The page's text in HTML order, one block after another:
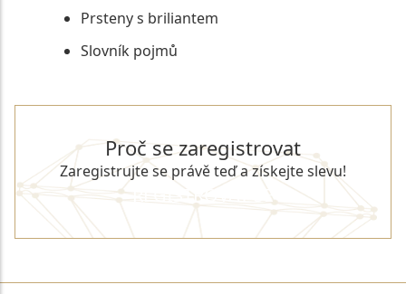
Prsteny s briliantem
Slovník pojmů
Proč se zaregistrovat
Zaregistrujte se právě teď a získejte slevu!
REGISTROVAT SE